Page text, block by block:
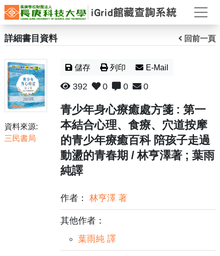
打
詳細書目資料 回前一頁
資料來源:
三民書局
儲存 列印 E-Mail
392 0 0 0
青少年身心療癒處方箋 : 第一
本結合心理、食療、穴道按摩
的青少年療癒百科 陪孩子走過
動盪的青春期 / 林亨澤著 ; 葉雨
純譯
作者：林亨澤 著
其他作者：
葉雨純 譯